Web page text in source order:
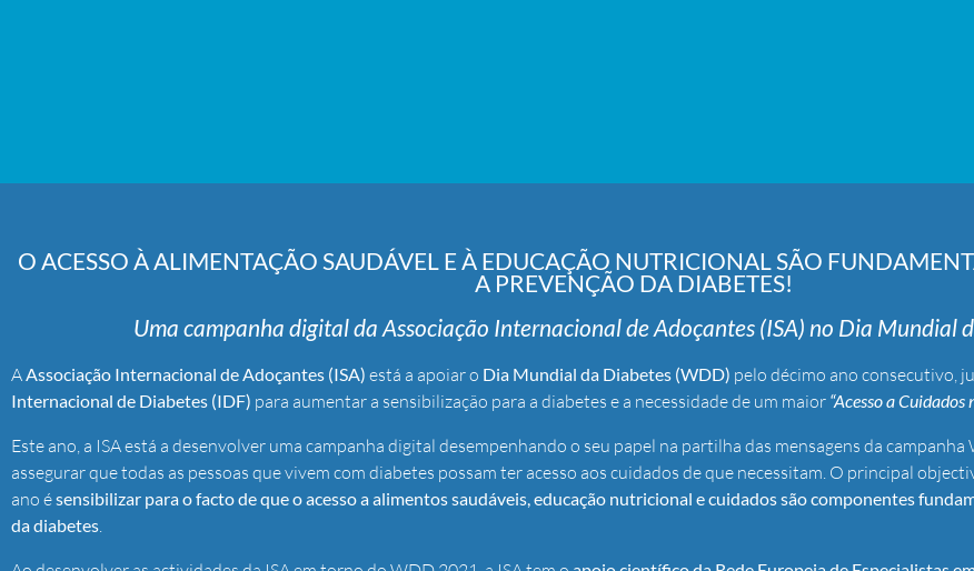
O ACESSO À ALIMENTAÇÃO SAUDÁVEL E À EDUCAÇÃO NUTRICIONAL SÃO
A PREVENÇÃO DA DIABETES!
Uma campanha digital da Associação Internacional de Adoçantes (ISA) no Dia Mundial
AAssociação Internacional de Adoçantes (ISA) está a apoiar o Dia Mundial da Diabetes (WDD) pelo décimo ano consecutivo,
Internacional de Diabetes (IDF) para aumentar a sensibilização para a diabetes e a necessidade de um maior “Acesso a Cuidados
Este ano, a ISA está a desenvolver uma campanha digital desempenhando o seu papel na partilha das mensagens da
assegurar que todas as pessoas que vivem com diabetes possam ter acesso aos cuidados de que necessitam. O principal
ano ésensibilizar para o facto de que o acesso a alimentos saudáveis, educação nutricional e cuidados são componentes
da diabetes.